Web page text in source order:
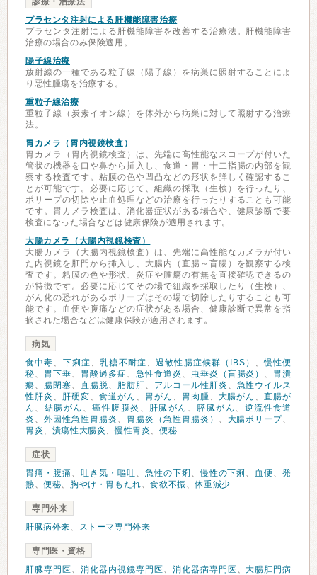
プラセンタ注射による肝機能障害治療
プラセンタ注射による肝機能障害を改善する治療法。肝機能障害
治療の場合のみ保険適用。
陽子線治療
放射線の一種である粒子線（陽子線）を病巣に照射することによ
り悪性腫瘍を治療する。
重粒子線治療
重粒子線（炭素イオン線）を体外から病巣に対して照射する治療
法。
胃カメラ（胃内視鏡検査）
胃カメラ（胃内視鏡検査）は、先端に高性能なスコープが付いた
管状の機器を口や鼻から挿入し、食道・胃・十二指腸の内部を観
察する検査です。粘膜の色や凹凸などの形状を詳しく確認するこ
とが可能です。必要に応じて、組織の採取（生検）を行ったり、
ポリープの切除や止血処理などの治療を行ったりすることも可能
です。胃カメラ検査は、消化器症状がある場合や、健康診断で要
検査になった場合などは健康保険が適用されます。
大腸カメラ（大腸内視鏡検査）
大腸カメラ（大腸内視鏡検査）は、先端に高性能なカメラが付い
た内視鏡を肛門から挿入し、大腸内（直腸～盲腸）を観察する検
査です。粘膜の色や形状、炎症や腫瘍の有無を直接確認できるの
が特徴です。必要に応じてその場で組織を採取したり（生検）、
がん化の恐れがあるポリープはその場で切除したりすることも可
能です。血便や腹痛などの症状がある場合、健康診断で異常を指
摘された場合などは健康保険が適用されます。
病気
食中毒、 下痢症、乳糖不耐症、過敏性腸症候群（IBS） 、慢性便
秘、 胃下垂、 胃酸過多症、 急性食道炎 、 虫垂炎（盲腸炎） 、 胃潰
瘍、 腸閉塞、 直腸脱、 脂肪肝、 アルコール性肝炎 、 急性ウイルス
性肝炎 、 肝硬変、 食道がん 、 胃がん 、 胃肉腫、 大腸がん 、直腸が
ん 、 結腸がん 、癌性腹膜炎 、 肝臓がん 、 膵臓がん 、 逆流性食道
炎 、 外因性急性胃腸炎 、 胃腸炎（急性胃腸炎） 、 大腸ポリープ、
胃炎、 潰瘍性大腸炎、慢性胃炎、便秘
症状
胃痛・腹痛 、 吐き気・嘔吐、 急性の下痢 、慢性の下痢 、 血便、発
熱、便秘、 胸やけ・胃もたれ、食欲不振 、体重減少
専門外来
肝臓病外来、 ストーマ専門外来
専門医・資格
肝臓専門医 、 消化器内視鏡専門医 、 消化器病専門医 、大腸肛門病